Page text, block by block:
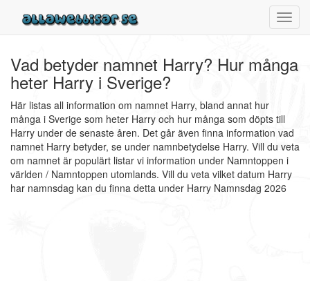
Vad betyder namnet Harry? Hur många
heter Harry i Sverige?
Här listas all information om namnet Harry, bland annat hur
många i Sverige som heter Harry och hur många som döpts till
Harry under de senaste åren. Det går även finna information vad
namnet Harry betyder, se under namnbetydelse Harry. Vill du veta
om namnet är populärt listar vi information under Namntoppen i
världen / Namntoppen utomlands. Vill du veta vilket datum Harry
har namnsdag kan du finna detta under Harry Namnsdag 2026